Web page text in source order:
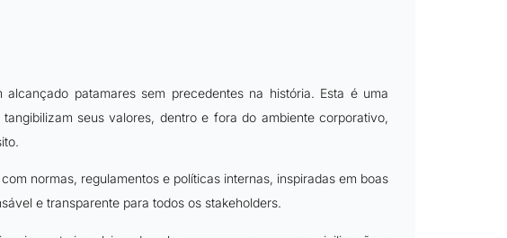
patamares sem precedentes na história. Esta é uma
seus valores, dentro e fora do ambiente corporativo,
normas, regulamentos e políticas internas, inspiradas em boas
e transparente para todos os stakeholders.